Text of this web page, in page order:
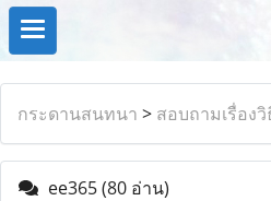
กระดานสนทนา > สอบถามเรื่อง
ee365(80 อ่าน)